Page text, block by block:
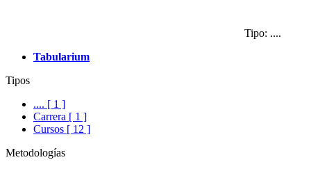
Tipo: ....
Tabularium
Tipos
.... [ 1 ]
Carrera [ 1 ]
Cursos [ 12 ]
Metodologías